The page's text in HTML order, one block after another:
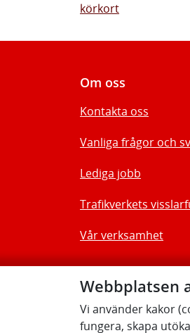
Webbplatsen
Vi använder kakor
fungera, skapa
körkort
Om oss
Kontakta oss
Vanliga frågor och
Lediga jobb
Trafikverkets
Vår verksamhet